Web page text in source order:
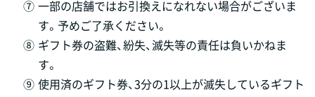
⑦ 一部の店舗ではお引換えになれない場合がございま
す。予めご了承ください。
⑧ ギフト券の盗難、紛失、滅失等の責任は負いかねま
す。
⑨ 使用済のギフト券、3分の1以上が滅失しているギフト